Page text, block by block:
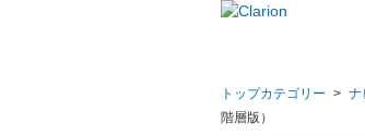
トップカテゴリー > ナ
階層版）